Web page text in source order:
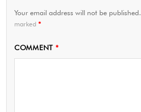
Your email address will not be published.
marked *
COMMENT *